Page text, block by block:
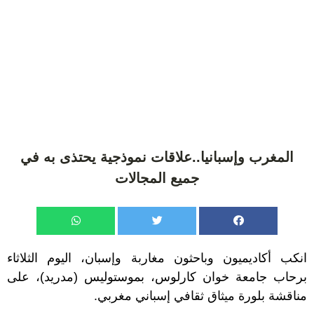
المغرب وإسبانيا..علاقات نموذجية يحتذى به في
جميع المجالات
انكب أكاديميون وباحثون مغاربة وإسبان، اليوم الثلاثاء
برحاب جامعة خوان كارلوس، بموستوليس (مدريد)، على
مناقشة بلورة ميثاق ثقافي إسباني مغربي.